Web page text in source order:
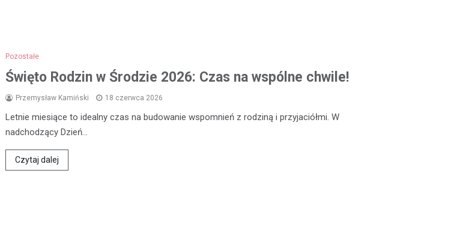
Pozostałe
Święto Rodzin w Środzie 2026: Czas na wspólne chwile!
Przemysław Kamiński 18 czerwca 2026
Letnie miesiące to idealny czas na budowanie wspomnień z rodziną i przyjaciółmi. W
nadchodzący Dzień…
Czytaj dalej